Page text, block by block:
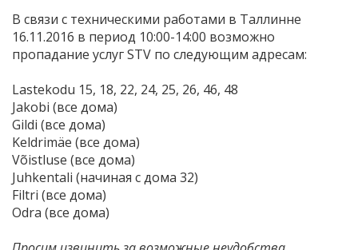
В связи с техническими работами в Таллинне
16.11.2016 в период 10:00-14:00 возможно
пропадание услуг STV по следующим адресам:
Lastekodu 15, 18, 22, 24, 25, 26, 46, 48
Jakobi (все дома)
Gildi (все дома)
Keldrimäe (все дома)
Võistluse (все дома)
Juhkentali (начиная с дома 32)
Filtri (все дома)
Odra (все дома)